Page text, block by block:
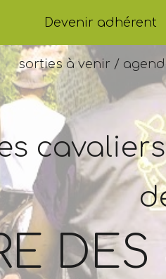
to main contentDevenir adhérent
sorties à venir /